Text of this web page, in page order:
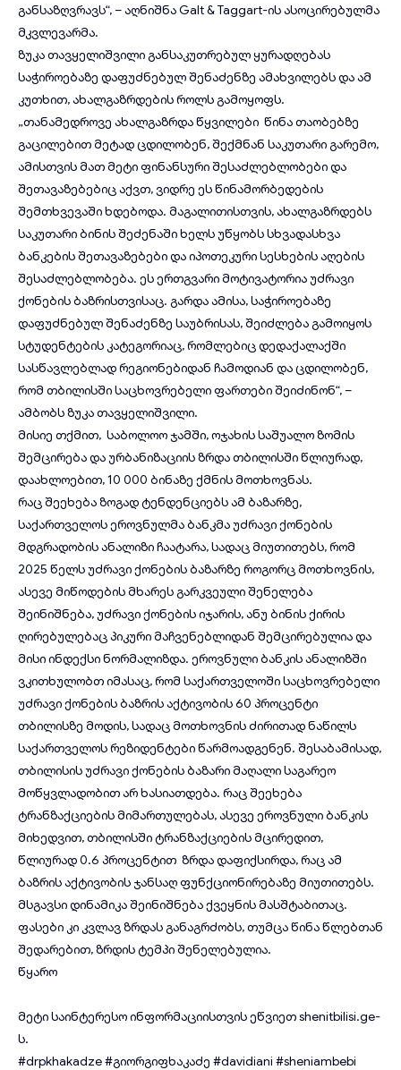
განსაზღვრავს“, – აღნიშნა Galt & Taggart-ის ასოცირებულმა
მკვლევარმა.
ზუკა თავყელიშვილი განსაკუთრებულ ყურადღებას
საჭიროებაზე დაფუძნებულ შენაძენზე ამახვილებს და ამ
კუთხით, ახალგაზრდების როლს გამოყოფს.
„თანამედროვე ახალგაზრდა წყვილები წინა თაობებზე
გაცილებით მეტად ცდილობენ, შექმნან საკუთარი გარემო,
ამისთვის მათ მეტი ფინანსური შესაძლებლობები და
შეთავაზებებიც აქვთ, ვიდრე ეს წინამორბედების
შემთხვევაში ხდებოდა. მაგალითისთვის, ახალგაზრდებს
საკუთარი ბინის შეძენაში ხელს უწყობს სხვადასხვა
ბანკების შეთავაზებები და იპოთეკური სესხების აღების
შესაძლებლობება. ეს ერთგვარი მოტივატორია უძრავი
ქონების ბაზრისთვისაც. გარდა ამისა, საჭიროებაზე
დაფუძნებულ შენაძენზე საუბრისას, შეიძლება გამოიყოს
სტუდენტების კატეგორიაც, რომლებიც დედაქალაქში
სასწავლებლად რეგიონებიდან ჩამოდიან და ცდილობენ,
რომ თბილისში საცხოვრებელი ფართები შეიძინონ“, –
ამბობს ზუკა თავყელიშვილი.
მისიე თქმით, საბოლოო ჯამში, ოჯახის საშუალო ზომის
შემცირება და ურბანიზაციის ზრდა თბილისში წლიურად,
დაახლოებით, 10 000 ბინაზე ქმნის მოთხოვნას.
რაც შეეხება ზოგად ტენდენციებს ამ ბაზარზე,
საქართველოს ეროვნულმა ბანკმა უძრავი ქონების
მდგრადობის ანალიზი ჩაატარა, სადაც მიუთითებს, რომ
2025 წელს უძრავი ქონების ბაზარზე როგორც მოთხოვნის,
ასევე მიწოდების მხარეს გარკვეული შენელება
შეინიშნება, უძრავი ქონების იჯარის, ანუ ბინის ქირის
ღირებულებაც პიკური მაჩვენებლიდან შემცირებულია და
მისი ინდექსი ნორმალიზდა. ეროვნული ბანკის ანალიზში
ვკითხულობთ იმასაც, რომ საქართველოში საცხოვრებელი
უძრავი ქონების ბაზრის აქტივობის 60 პროცენტი
თბილისზე მოდის, სადაც მოთხოვნის ძირითად ნაწილს
საქართველოს რეზიდენტები წარმოადგენენ. შესაბამისად,
თბილისის უძრავი ქონების ბაზარი მაღალი საგარეო
მოწყვლადობით არ ხასიათდება. რაც შეეხება
ტრანზაქციების მიმართულებას, ასევე ეროვნული ბანკის
მიხედვით, თბილისში ტრანზაქციების მცირედით,
წლიურად 0.6 პროცენტით ზრდა დაფიქსირდა, რაც ამ
ბაზრის აქტივობის ჯანსაღ ფუნქციონირებაზე მიუთითებს.
მსგავსი დინამიკა შეინიშნება ქვეყნის მასშტაბითაც.
ფასები კი კვლავ ზრდას განაგრძობს, თუმცა წინა წლებთან
შედარებით, ზრდის ტემპი შენელებულია.
წყარო
მეტი საინტერესო ინფორმაციისთვის ეწვიეთshenitbilisi.ge-
ს.
#drpkhakadze#გიორგიფხაკაძე #davidiani #sheniambebi